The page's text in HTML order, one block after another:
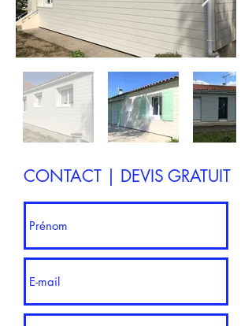
CONTACT | DEVIS GRATUIT